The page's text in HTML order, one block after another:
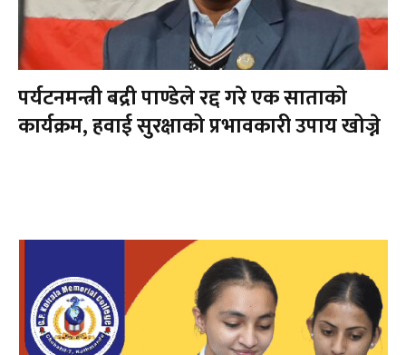
पर्यटनमन्त्री बद्री पाण्डेले रद्द गरे एक साताको
कार्यक्रम, हवाई सुरक्षाको प्रभावकारी उपाय खोज्ने